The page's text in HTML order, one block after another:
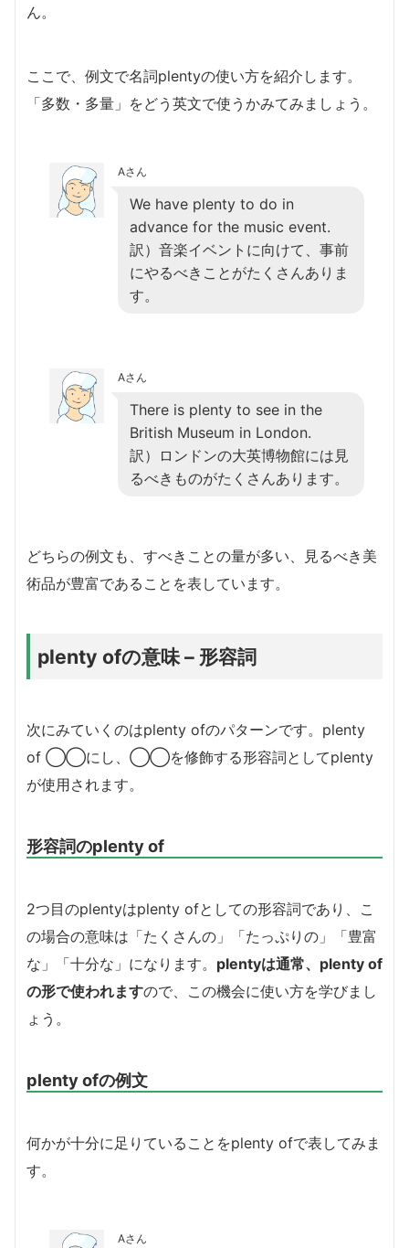
ん。
ここで、例文で名詞plentyの使い方を紹介します。
「多数・多量」をどう英文で使うかみてみましょう。
Aさん
We have plenty to do in
advance for the music event.
訳）音楽イベントに向けて、事前
にやるべきことがたくさんありま
す。
Aさん
There is plenty to see in the
British Museum in London.
訳）ロンドンの大英博物館には見
るべきものがたくさんあります。
どちらの例文も、すべきことの量が多い、見るべき美
術品が豊富であることを表しています。
plenty ofの意味 – 形容詞
次にみていくのはplenty ofのパターンです。plenty
of ◯◯にし、◯◯を修飾する形容詞としてplenty
が使用されます。
形容詞のplenty of
2つ目のplentyはplenty ofとしての形容詞であり、こ
の場合の意味は「たくさんの」「たっぷりの」「豊富
な」「十分な」になります。 plentyは通常、plenty of
の形で使われますので、この機会に使い方を学びまし
ょう。
plenty ofの例文
何かが十分に足りていることをplenty ofで表してみま
す。
Aさん